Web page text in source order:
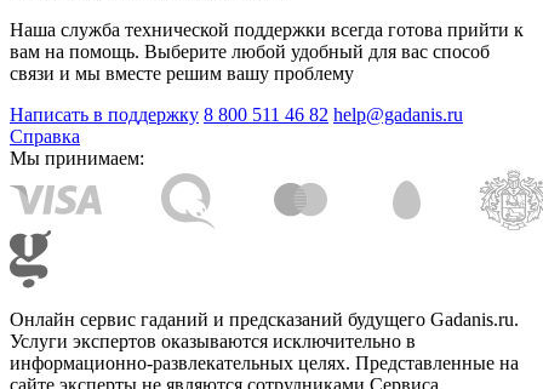
Наша служба технической поддержки всегда готова прийти к
вам на помощь. Выберите любой удобный для вас способ
связи и мы вместе решим вашу проблему
Написать в поддержку 8 800 511 46 82 help@gadanis.ru
Справка
Мы принимаем:
Онлайн сервис гаданий и предсказаний будущего Gadanis.ru.
Услуги экспертов оказываются исключительно в
информационно-развлекательных целях. Представленные на
сайте эксперты не являются сотрудниками Сервиса.